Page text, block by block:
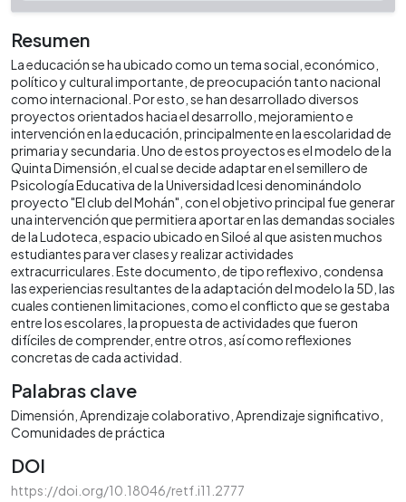
Resumen
La educación se ha ubicado como un tema social, económico,
político y cultural importante, de preocupación tanto nacional
como internacional. Por esto, se han desarrollado diversos
proyectos orientados hacia el desarrollo, mejoramiento e
intervención en la educación, principalmente en la escolaridad de
primaria y secundaria. Uno de estos proyectos es el modelo de la
Quinta Dimensión, el cual se decide adaptar en el semillero de
Psicología Educativa de la Universidad Icesi denominándolo
proyecto "El club del Mohán", con el objetivo principal fue generar
una intervención que permitiera aportar en las demandas sociales
de la Ludoteca, espacio ubicado en Siloé al que asisten muchos
estudiantes para ver clases y realizar actividades
extracurriculares. Este documento, de tipo reflexivo, condensa
las experiencias resultantes de la adaptación del modelo la 5D, las
cuales contienen limitaciones, como el conflicto que se gestaba
entre los escolares, la propuesta de actividades que fueron
difíciles de comprender, entre otros, así como reflexiones
concretas de cada actividad.
Palabras clave
Dimensión Aprendizaje colaborativo Aprendizaje significativo
Comunidades de práctica
DOI
https://doi.org/10.18046/retf.i11.2777